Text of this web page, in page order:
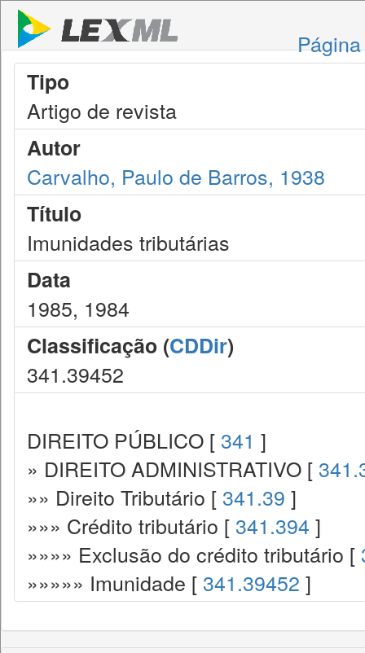
Tipo
Artigo de revista
Autor
Carvalho, Paulo de Barros, 1938
Título
Imunidades tributárias
Data
1985, 1984
Classificação (CDDir)
341.39452
DIREITO PÚBLICO [ 341 ]
» DIREITO ADMINISTRATIVO [
»» Direito Tributário [ 341.39 ]
»»» Crédito tributário [ 341.394 ]
»»»» Exclusão do crédito tributário [
»»»»» Imunidade [ 341.39452 ]